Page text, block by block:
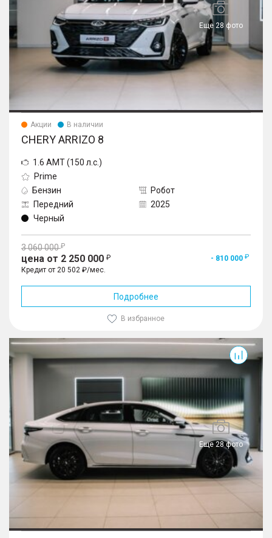
Еще 28 фото
Акции В наличии
CHERY ARRIZO 8
1.6 AMT (150 л.с.)
Prime
Бензин
Робот
Передний
2025
Черный
3 060 000
цена от 2 250 000
- 810 000
Кредит от 20 502 ₽/мес.
Подробнее
В избранное
Еще 28 фото
Arrizo 8